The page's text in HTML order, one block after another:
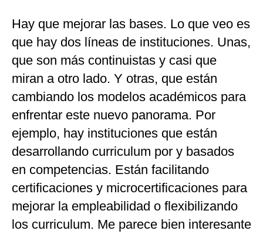
Hay que mejorar las bases. Lo que veo es
que hay dos líneas de instituciones. Unas,
que son más continuistas y casi que
miran a otro lado. Y otras, que están
cambiando los modelos académicos para
enfrentar este nuevo panorama. Por
ejemplo, hay instituciones que están
desarrollando curriculum por y basados
en competencias. Están facilitando
certificaciones y microcertificaciones para
mejorar la empleabilidad o flexibilizando
los curriculum. Me parece bien interesante